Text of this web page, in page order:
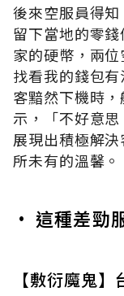
後來空服員得
留下當地的零
家的硬幣，兩
找看我的錢包
客黯然下機時
示，「不好意
展現出積極解
所未有的溫馨。
• 這種差勁
【敷衍魔鬼